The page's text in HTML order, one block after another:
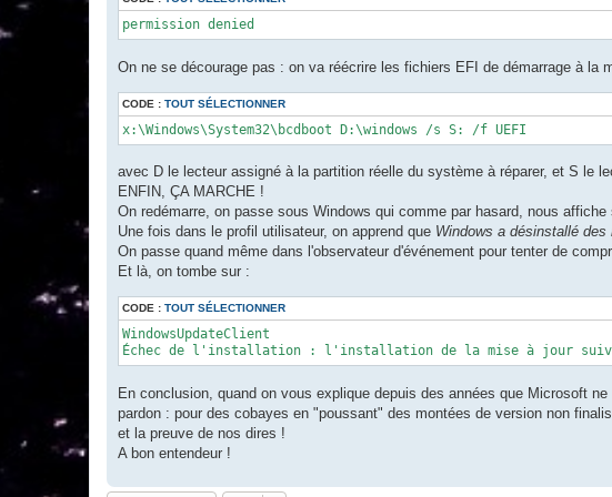
permission denied
On ne se décourage pas : on va réécrire les fichiers EFI de démarrage à la
CODE : TOUT SÉLECTIONNER
x:\Windows\System32\bcdboot D:\windows /s S: /f UEFI
avec D le lecteur assigné à la partition réelle du système à réparer, et S le
ENFIN, ÇA MARCHE !
On redémarre, on passe sous Windows qui comme par hasard, nous
Une fois dans le profil utilisateur, on apprend que Windows a désinstallé
On passe quand même dans l'observateur d'événement pour tenter de
Et là, on tombe sur :
CODE : TOUT SÉLECTIONNER
WindowsUpdateClient
Échec de l'installation : l'installation de la mise à jour
En conclusion, quand on vous explique depuis des années que Microsoft
pardon : pour des cobayes en "poussant" des montées de version non
et la preuve de nos dires !
A bon entendeur !